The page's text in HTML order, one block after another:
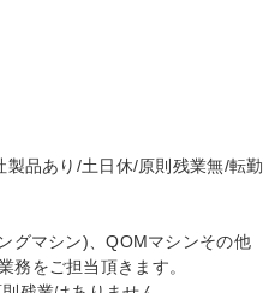
品あり/土日休/原則残業無/転
グマシン)、QOMマシンその他
務をご担当頂きます。